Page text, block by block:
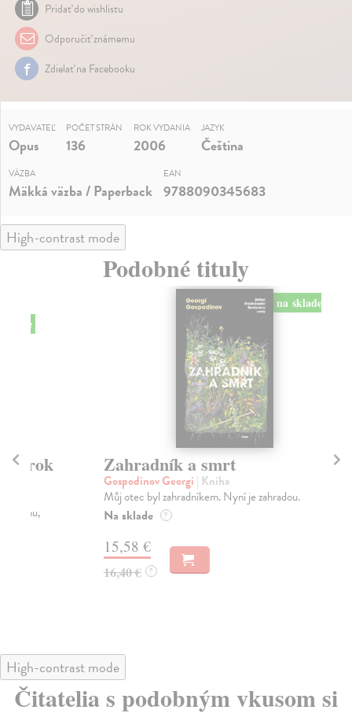
Pridať do wishlistu
Odporučiť známemu
Zdielať na Facebooku
VYDAVATEĽ
Opus
POČET STRÁN
136
ROK VYDANIA
2006
JAZYK
Čeština
VÄZBA
Mäkká väzba / Paperback
EAN
9788090345683
High-contrast mode
Podobné tituly
na sklade
Zahradník a smrt
Gospodinov Georgi| Kniha
Můj otec byl zahradníkem. Nyní je zahradou.
?
High-contrast mode
Čitatelia s podobným vkusom si